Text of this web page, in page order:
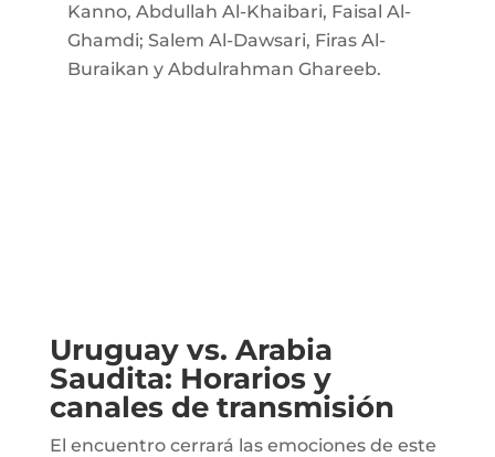
Kanno, Abdullah Al-Khaibari, Faisal Al-
Ghamdi; Salem Al-Dawsari, Firas Al-
Buraikan y Abdulrahman Ghareeb.
Uruguay vs. Arabia
Saudita: Horarios y
canales de transmisión
El encuentro cerrará las emociones de este